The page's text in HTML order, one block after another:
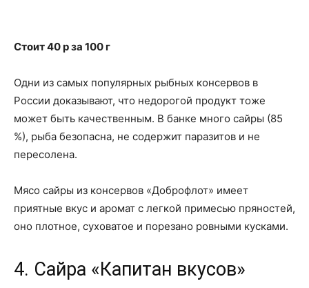
Стоит 40 p за 100 г
Одни из самых популярных рыбных консервов в
России доказывают, что недорогой продукт тоже
может быть качественным. В банке много сайры (85
%), рыба безопасна, не содержит паразитов и не
пересолена.
Мясо сайры из консервов «Доброфлот» имеет
приятные вкус и аромат с легкой примесью пряностей,
оно плотное, суховатое и порезано ровными кусками.
4. Сайра «Капитан вкусов»